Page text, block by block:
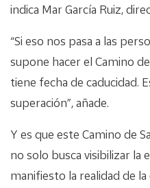
indica Mar García Ruiz,
“Si eso nos pasa a las
supone hacer el Camino
tiene fecha de caducidad.
superación”, añade.
Y es que este Camino de
no solo busca visibilizar la
manifiesto la realidad de